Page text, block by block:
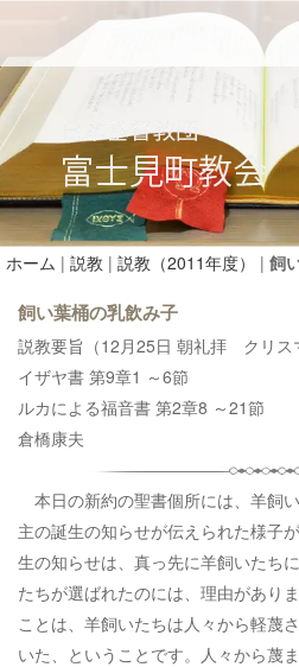
ホーム | 説教 | 説教（2011年度） | 飼
飼い葉桶の乳飲み子
説教要旨（12月25日 朝礼拝 クリス
イザヤ書 第9章1 ～6節
ルカによる福音書 第2章8 ～21節
倉橋康夫
本日の新約の聖書個所には、羊飼
主の誕生の知らせが伝えられた様子
生の知らせは、真っ先に羊飼いたち
たちが選ばれたのには、理由があり
ことは、羊飼いたちは人々から軽蔑
いた、ということです。人々から蔑